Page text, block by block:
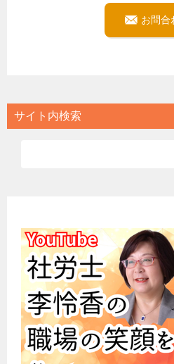
お問合
サイト内検索